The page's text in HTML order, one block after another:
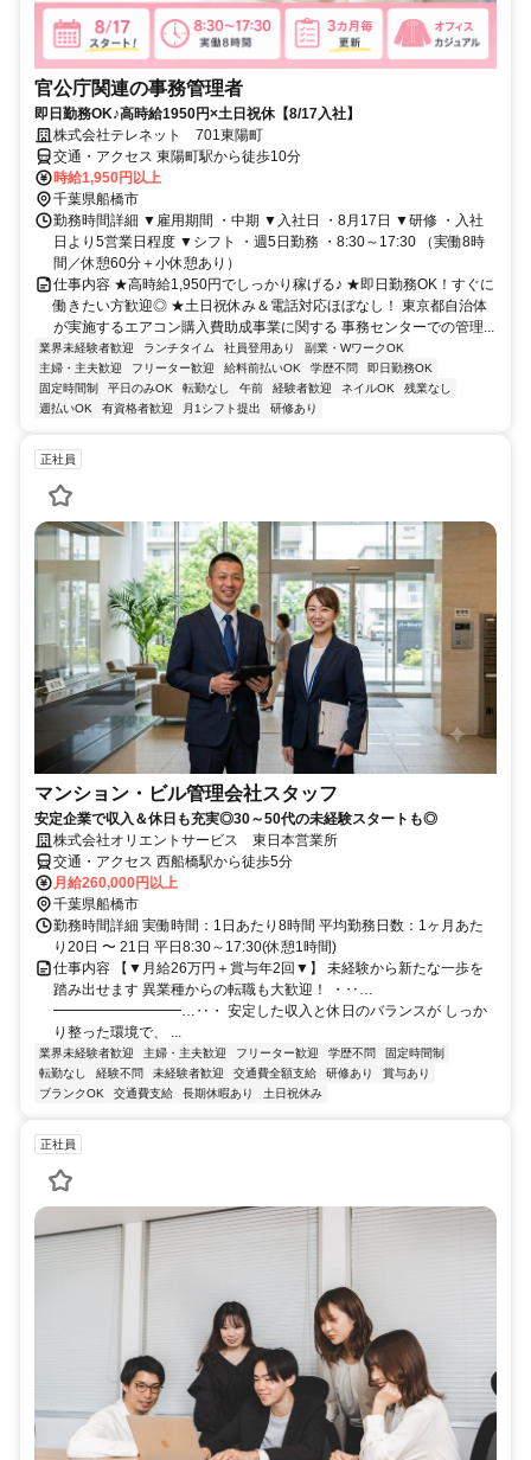
官公庁関連の事務管理者
即日勤務OK♪高時給1950円×土日祝休【8/17入社】
株式会社テレネット 701東陽町
交通・アクセス 東陽町駅から徒歩10分
時給1,950円以上
千葉県船橋市
勤務時間詳細 ▼雇用期間 ・中期 ▼入社日 ・8月17日 ▼研修 ・入社
日より5営業日程度 ▼シフト ・週5日勤務 ・8:30～17:30 （実働8時
間／休憩60分＋小休憩あり）
仕事内容 ★高時給1,950円でしっかり稼げる♪ ★即日勤務OK！すぐに
働きたい方歓迎◎ ★土日祝休み＆電話対応ほぼなし！ 東京都自治体
が実施するエアコン購入費助成事業に関する 事務センターでの管理...
業界未経験者歓迎 ランチタイム 社員登用あり
副業・WワークOK
主婦・主夫歓迎
フリーター歓迎 給料前払いOK 学歴不問
即日勤務OK
固定時間制
平日のみOK 転勤なし 午前 経験者歓迎 ネイルOK
残業なし
週払いOK
有資格者歓迎 月1シフト提出 研修あり
正社員
マンション・ビル管理会社スタッフ
安定企業で収入＆休日も充実◎30～50代の未経験スタートも◎
株式会社オリエントサービス 東日本営業所
交通・アクセス 西船橋駅から徒歩5分
月給260,000円以上
千葉県船橋市
勤務時間詳細 実働時間：1日あたり8時間 平均勤務日数：1ヶ月あた
り20日 〜 21日 平日8:30～17:30(休憩1時間)
仕事内容 【▼月給26万円＋賞与年2回▼】 未経験から新たな一歩を
踏み出せます 異業種からの転職も大歓迎！ ・‥…
━━━━━━━━━…‥・ 安定した収入と休日のバランスが しっか
り整った環境で、 ...
業界未経験者歓迎 主婦・主夫歓迎 フリーター歓迎 学歴不問
固定時間制
転勤なし
経験不問 未経験者歓迎 交通費全額支給 研修あり
賞与あり
ブランクOK
交通費支給 長期休暇あり 土日祝休み
正社員